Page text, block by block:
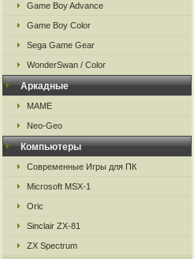
Game Boy Advance
Game Boy Color
Sega Game Gear
WonderSwan / Color
Аркадные
MAME
Neo-Geo
Компьютеры
Современные Игры для ПК
Microsoft MSX-1
Oric
Sinclair ZX-81
ZX Spectrum